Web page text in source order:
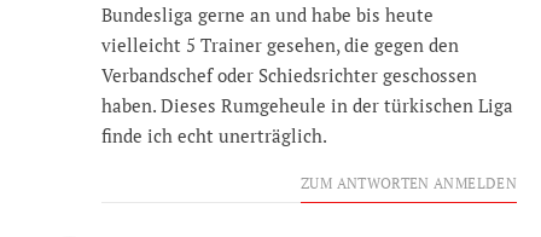
Bundesliga gerne an und habe bis heute
vielleicht 5 Trainer gesehen, die gegen den
Verbandschef oder Schiedsrichter geschossen
haben. Dieses Rumgeheule in der türkischen Liga
finde ich echt unerträglich.
ZUM ANTWORTEN ANMELDEN